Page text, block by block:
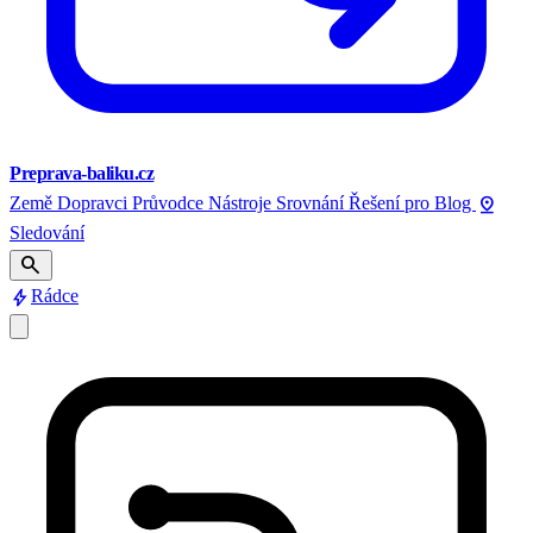
Preprava-baliku.cz
Země Dopravci Průvodce Nástroje Srovnání Řešení pro Blog pin_drop
Sledování
search
boltRádce